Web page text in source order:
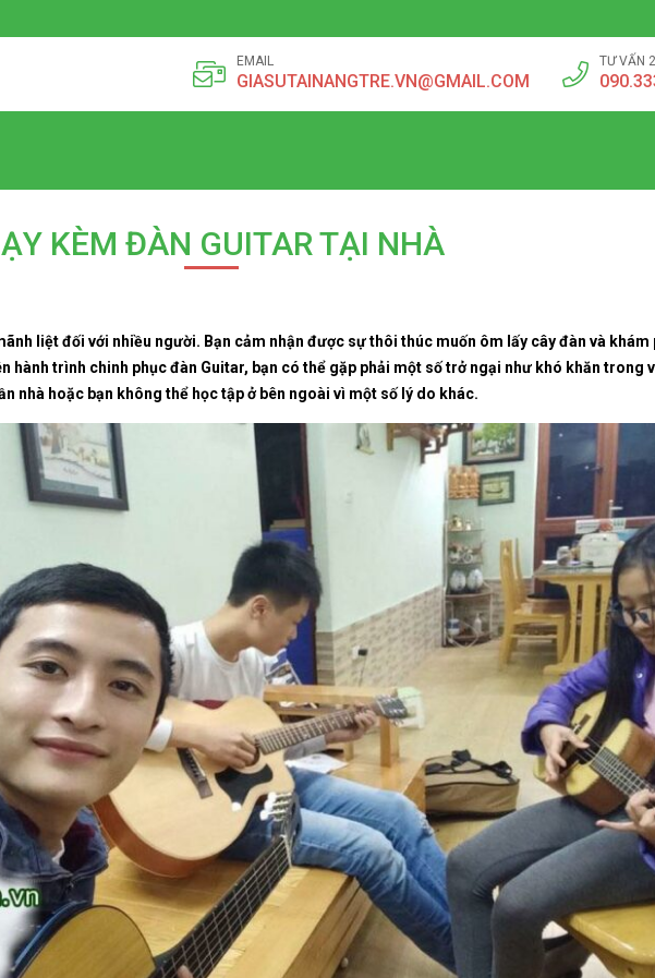
EMAIL
GIASUTAINANGTRE.VN@GMAIL.COM
TƯ VẤN
KÈM ĐÀN GUITAR TẠI NHÀ
liệt đối với nhiều người. Bạn cảm nhận được sự thôi thúc muốn ôm lấy cây đàn và khám
hành trình chinh phục đàn Guitar, bạn có thể gặp phải một số trở ngại như khó khăn trong
nhà hoặc bạn không thể học tập ở bên ngoài vì một số lý do khác.